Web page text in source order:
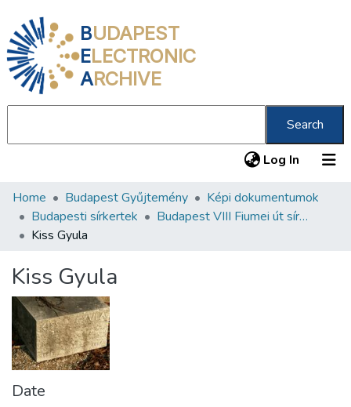
BUDAPEST
ELECTRONIC
ARCHIVE
Search
Log In (current)
Communities & Collections
All of DSpace
About us
Home Budapest Gyűjtemény
Képi dokumentumok
Budapesti sírkertek
Budapest VIII Fiumei út sírkert 4. rész
Kiss Gyula
Kiss Gyula
Date